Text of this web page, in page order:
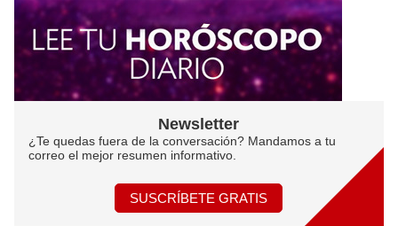
Newsletter
¿Te quedas fuera de la conversación? Mandamos a tu
correo el mejor resumen informativo.
SUSCRÍBETE GRATIS